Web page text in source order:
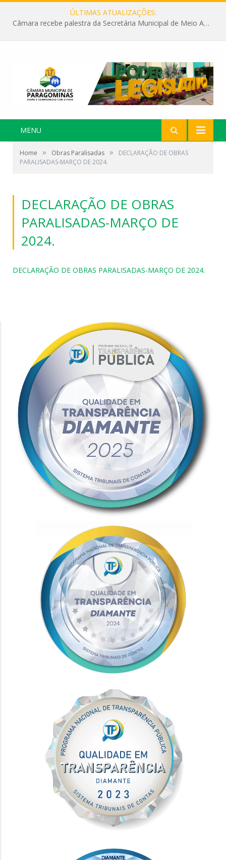
ÚLTIMAS ATUALIZAÇÕES:
Câmara recebe palestra da Secretária Municipal de Meio Ambiente sobre as ações da “SEMANA DO MEIO AMBIENTE”
MENU
Home » Obras Paralisadas »
DECLARAÇÃO DE OBRAS
PARALISADAS-MARÇO DE 2024.
DECLARAÇÃO DE OBRAS
PARALISADAS-MARÇO DE
2024.
DECLARAÇÃO DE OBRAS PARALISADAS-MARÇO DE 2024.